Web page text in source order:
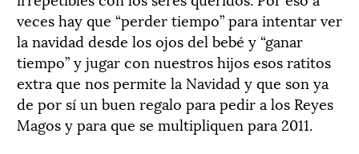
veces hay que “perder tiempo” para intentar ver
la navidad desde los ojos del bebé y “ganar
tiempo” y jugar con nuestros hijos esos ratitos
extra que nos permite la Navidad y que son ya
de por sí un buen regalo para pedir a los Reyes
Magos y para que se multipliquen para 2011.